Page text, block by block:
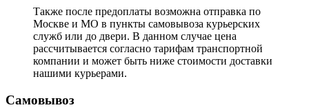
Также после предоплаты возможна отправка по
Москве и МО в пункты самовывоза курьерских
служб или до двери. В данном случае цена
рассчитывается согласно тарифам транспортной
компании и может быть ниже стоимости доставки
нашими курьерами.
Самовывоз